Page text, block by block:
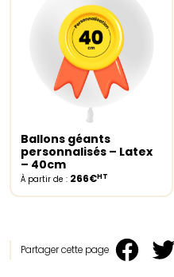
Select options
Ballons géants
personnalisés – Latex
– 40cm
À partir de : 266€HT
Partager cette page